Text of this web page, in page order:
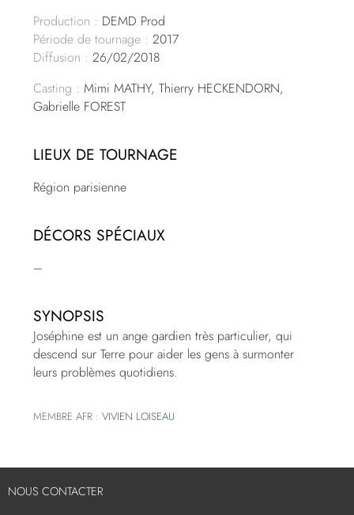
Production : DEMD Prod
Période de tournage : 2017
Diffusion : 26/02/2018
Casting : Mimi MATHY, Thierry HECKENDORN,
Gabrielle FOREST
LIEUX DE TOURNAGE
Région parisienne
DÉCORS SPÉCIAUX
–
SYNOPSIS
Joséphine est un ange gardien très particulier, qui
descend sur Terre pour aider les gens à surmonter
leurs problèmes quotidiens.
MEMBRE AFR :VIVIEN LOISEAU
NOUS CONTACTER